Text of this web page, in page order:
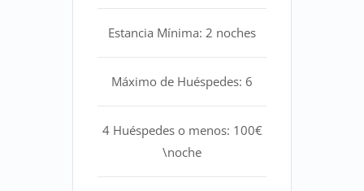
Estancia Mínima: 2 noches
Máximo de Huéspedes: 6
4 Huéspedes o menos: 100€
\noche